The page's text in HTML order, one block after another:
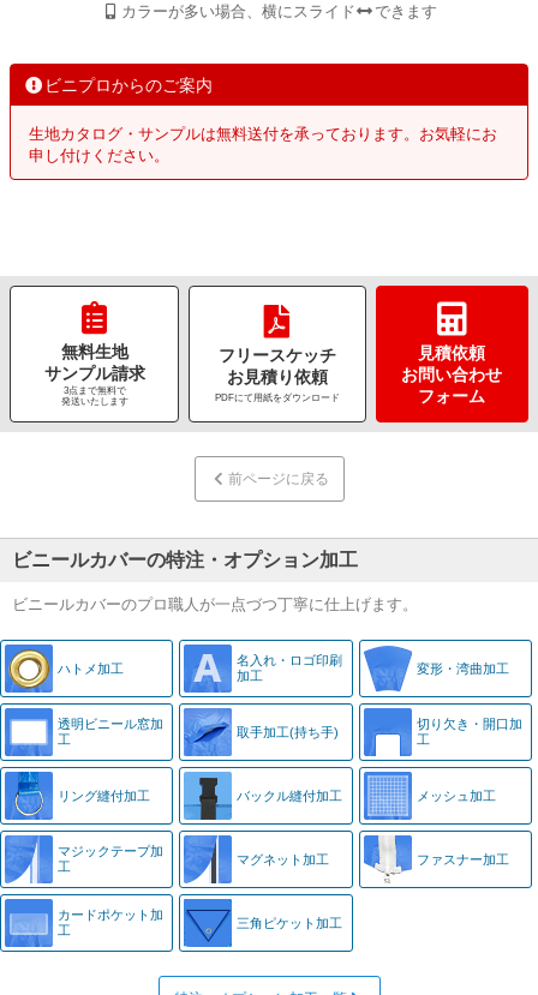
カラーが多い場合、横にスライド できます
ビニプロからのご案内
生地カタログ・サンプルは無料送付を承っております。お気軽にお
申し付けください。
無料生地
サンプル請求
3点まで無料で
発送いたします
フリースケッチ
お見積り依頼
PDFにて用紙をダウンロード
見積依頼
お問い合わせ
フォーム
前ページに戻る
ビニールカバーの特注・オプション加工
ビニールカバーのプロ職人が一点づつ丁寧に仕上げます。
ハトメ加工
名入れ・ ロゴ印刷
加工
変形・湾曲加工
透明ビニール窓加
工
取手加工(持ち手)
切り欠き・ 開口加
工
リング縫付加工 バックル縫付加工 メッシュ加工
マジックテープ加
工
マグネット加工 ファスナー加工
カードポケット加
工
三角ピケット加工